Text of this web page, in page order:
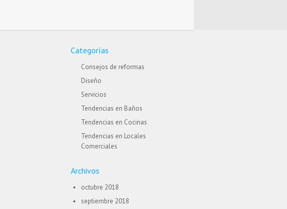
Categorías
Consejos de reformas
Diseño
Servicios
Tendencias en Baños
Tendencias en Cocinas
Tendencias en Locales
Comerciales
Archivos
octubre 2018
septiembre 2018